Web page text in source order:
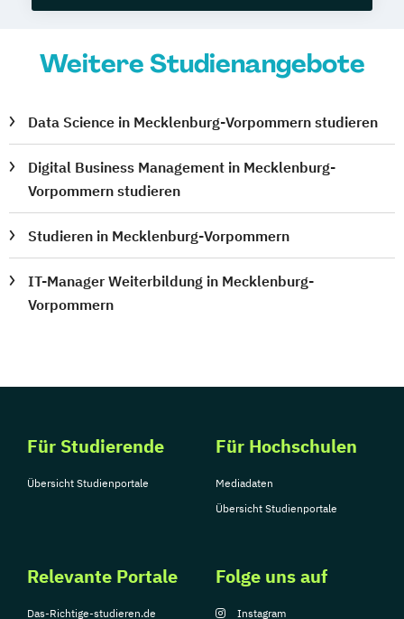
Weitere Studienangebote
Data Science in Mecklenburg-Vorpommern studieren
Digital Business Management in Mecklenburg-
Vorpommern studieren
Studieren in Mecklenburg-Vorpommern
IT-Manager Weiterbildung in Mecklenburg-
Vorpommern
Für Studierende
Übersicht Studienportale
Für Hochschulen
Mediadaten
Übersicht Studienportale
Relevante Portale
Das-Richtige-studieren.de
Folge uns auf
Instagram